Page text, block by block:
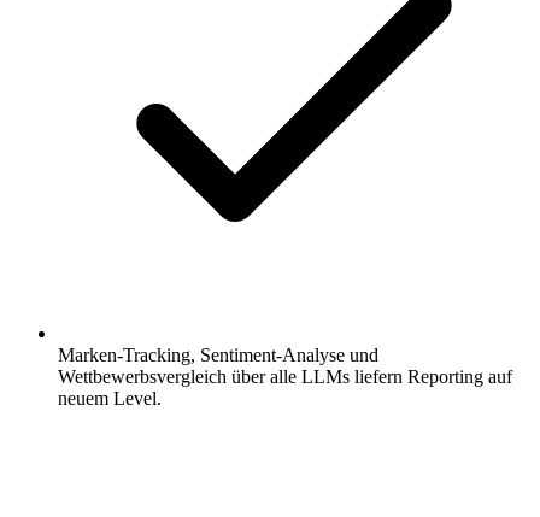
Marken-Tracking, Sentiment-Analyse und
Wettbewerbsvergleich über alle LLMs liefern Reporting auf
neuem Level.